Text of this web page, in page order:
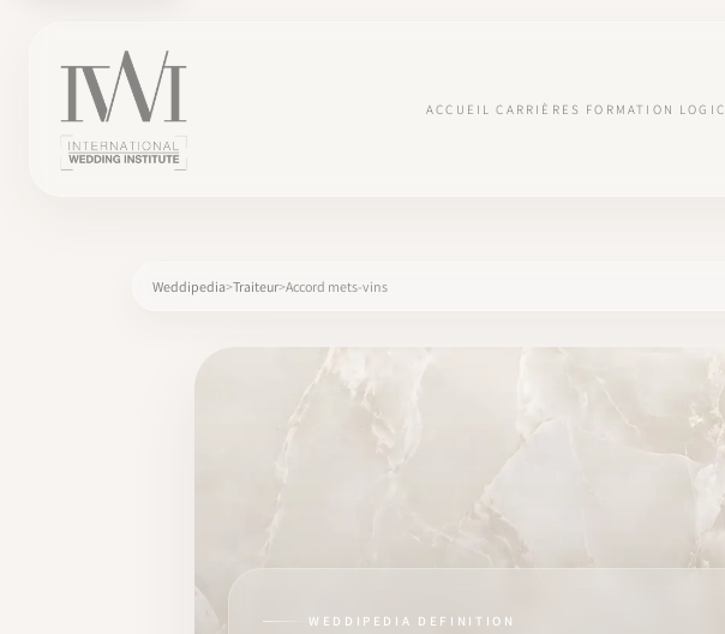
ACCUEIL CARRIÈRES FORMATION
Weddipedia Traiteur Accord mets-vins
WEDDIPEDIA DEFINITION